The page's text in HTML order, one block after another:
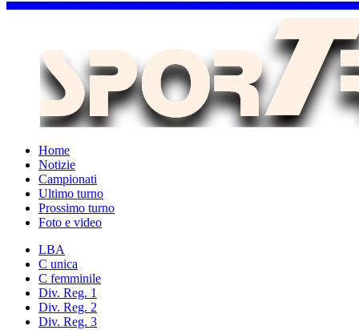
Home
Notizie
Campionati
Ultimo turno
Prossimo turno
Foto e video
LBA
C unica
C femminile
Div. Reg. 1
Div. Reg. 2
Div. Reg. 3